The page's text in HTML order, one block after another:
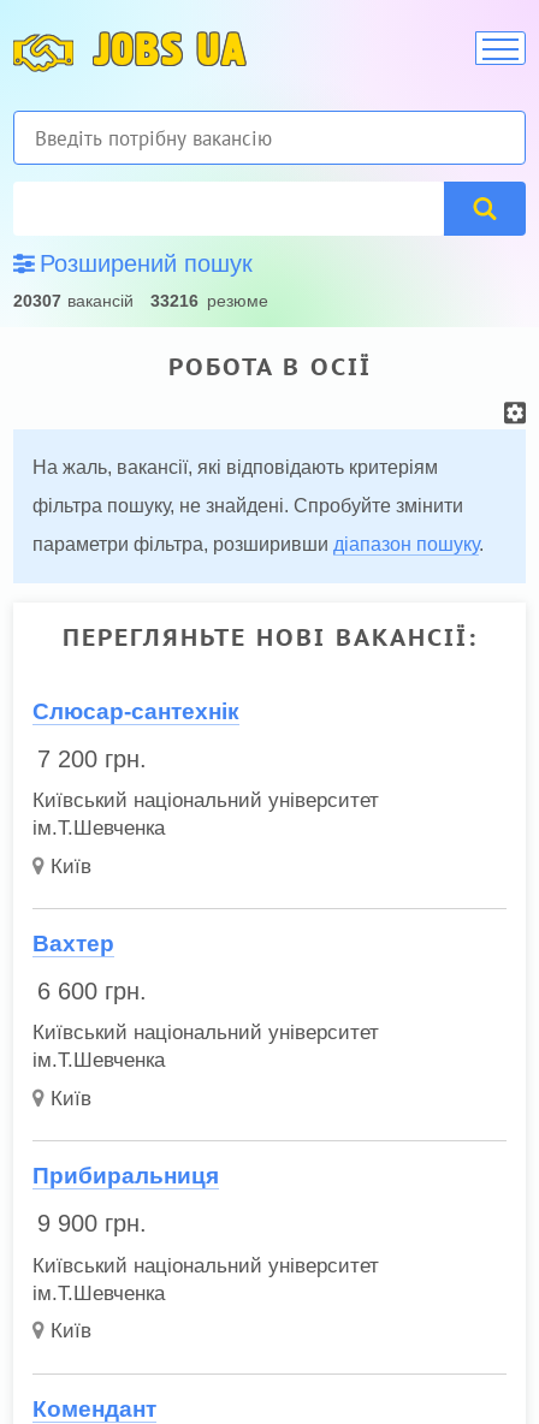
JOBS UA
Розширений пошук
20307 вакансій 33216 резюме
РОБОТА В ОСІЇ
На жаль, вакансії, які відповідають критеріям
фільтра пошуку, не знайдені. Спробуйте змінити
параметри фільтра, розширивши діапазон пошуку.
ПЕРЕГЛЯНЬТЕ НОВІ ВАКАНСІЇ:
Слюсар-сантехнік
7 200 грн.
Київський національний університет
ім.Т.Шевченка
Київ
Вахтер
6 600 грн.
Київський національний університет
ім.Т.Шевченка
Київ
Прибиральниця
9 900 грн.
Київський національний університет
ім.Т.Шевченка
Київ
Комендант